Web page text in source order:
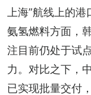
上海”航线上的
氨氢燃料方面，
注目前仍处于试
力。对比之下，
已实现批量交付